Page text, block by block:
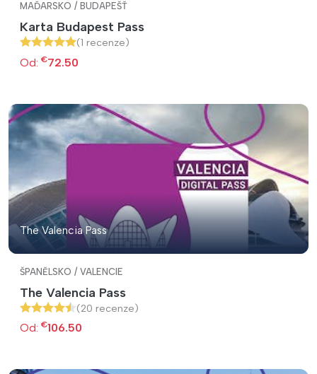
MAĎARSKO / BUDAPEŠŤ
Karta Budapest Pass
(1 recenze)
Od: €72.50
The Valencia Pass
ŠPANĚLSKO / VALENCIE
The Valencia Pass
(20 recenze)
Od: €106.50